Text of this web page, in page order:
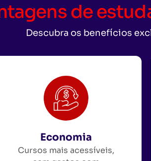
de
Descubra os benefícios
Economia
Cursos mais acessíveis,